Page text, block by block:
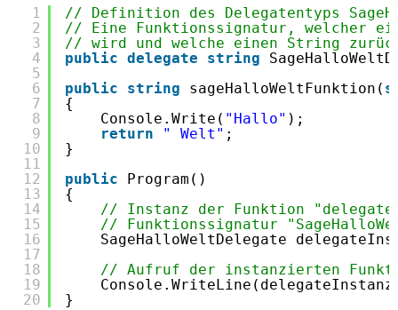
1
2
3
4
5
6
7
8
9
10
11
12
13
14
15
16
17
18
19
20
// Definition des Delegatentyps
// Eine Funktionssignatur, welcher
// wird und welche einen String
public delegate string
public
string sageHalloWeltFunktion(
{
Console.Write( "Hallo" );
return
" Welt" ;
}
public
Program()
{
// Instanz der Funktion
// Funktionssignatur
SageHalloWeltDelegate
// Aufruf der instanzierten
}